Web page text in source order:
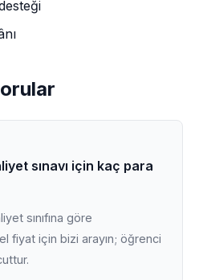
sınavı için kaç para
sınıfına göre
fiyat için bizi arayın; öğrenci